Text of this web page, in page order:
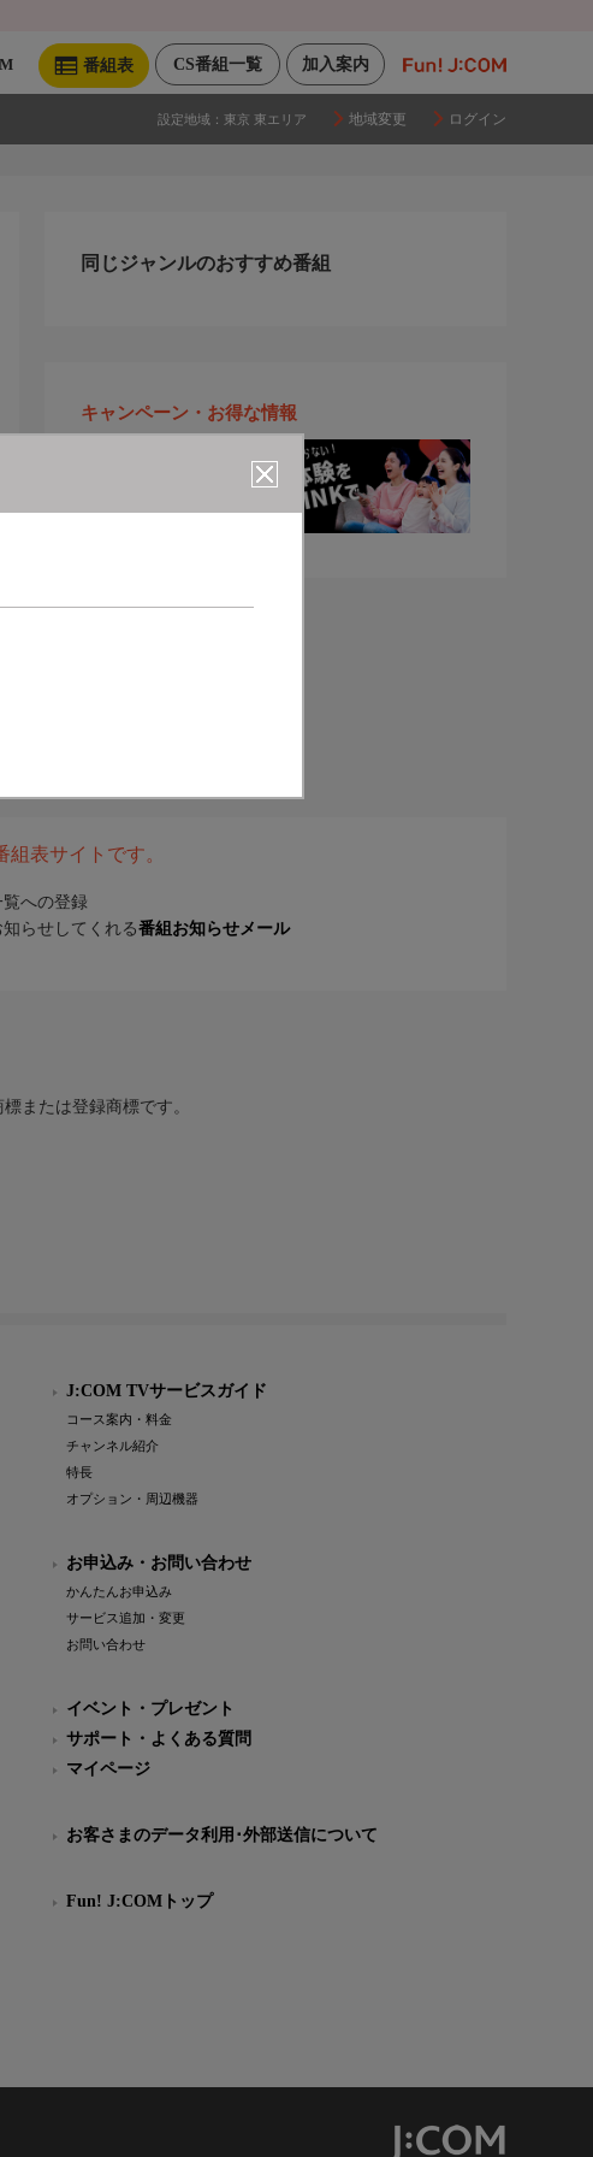
加入案内
CS番組一覧
番組表
設定地域： 東京 東エリア 地域変更 ログイン
同じジャンルのおすすめ番組
キャンペーン・お得な情報
表サイトです。
覧への登録
らせしてくれる番組お知らせメール
または登録商標です。
J:COM TVサービスガイド
コース案内・料金
チャンネル紹介
特長
オプション・周辺機器
お申込み・お問い合わせ
かんたんお申込み
サービス追加・変更
お問い合わせ
イベント・プレゼント
サポート・よくある質問
マイページ
お客さまのデータ利用･外部送信について
Fun! J:COMトップ